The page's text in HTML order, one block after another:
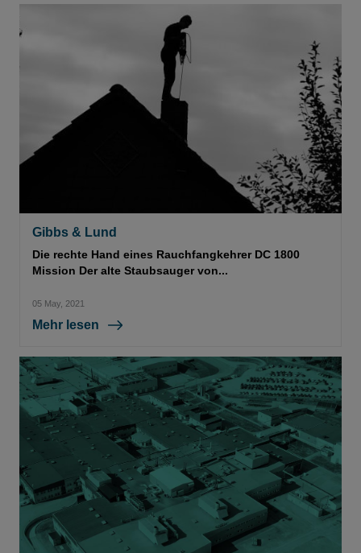
Gibbs & Lund
Die rechte Hand eines Rauchfangkehrer DC 1800
Mission Der alte Staubsauger von...
05 May, 2021
Mehr lesen